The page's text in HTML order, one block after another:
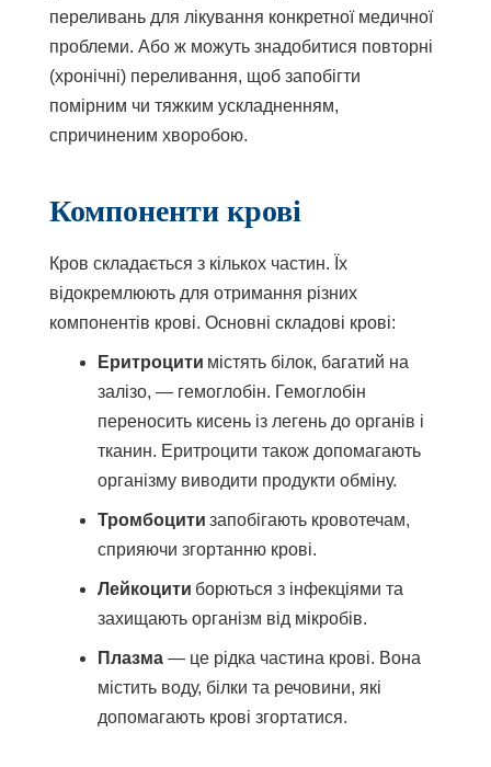
переливань для лікування конкретної медичної
проблеми. Або ж можуть знадобитися повторні
(хронічні) переливання, щоб запобігти
помірним чи тяжким ускладненням,
спричиненим хворобою.
Компоненти крові
Кров складається з кількох частин. Їх
відокремлюють для отримання різних
компонентів крові. Основні складові крові:
Еритроцити містять білок, багатий на
залізо, — гемоглобін. Гемоглобін
переносить кисень із легень до органів і
тканин. Еритроцити також допомагають
організму виводити продукти обміну.
Тромбоцити запобігають кровотечам,
сприяючи згортанню крові.
Лейкоцити борються з інфекціями та
захищають організм від мікробів.
Плазма— це рідка частина крові. Вона
містить воду, білки та речовини, які
допомагають крові згортатися.